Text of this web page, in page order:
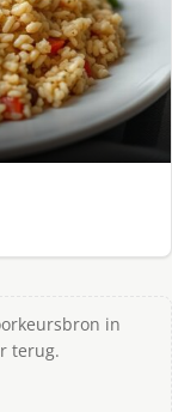
in
terug.